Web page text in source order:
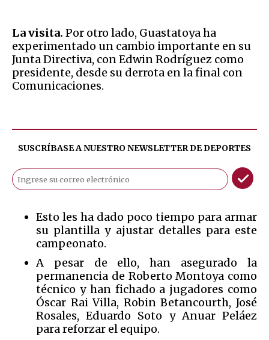
La visita. Por otro lado, Guastatoya ha
experimentado un cambio importante en su
Junta Directiva, con Edwin Rodríguez como
presidente, desde su derrota en la final con
Comunicaciones.
SUSCRÍBASE A NUESTRO NEWSLETTER DEDEPORTES
Esto les ha dado poco tiempo para armar
su plantilla y ajustar detalles para este
campeonato.
A pesar de ello, han asegurado la
permanencia de Roberto Montoya como
técnico y han fichado a jugadores como
Óscar Rai Villa, Robin Betancourth, José
Rosales, Eduardo Soto y Anuar Peláez
para reforzar el equipo.